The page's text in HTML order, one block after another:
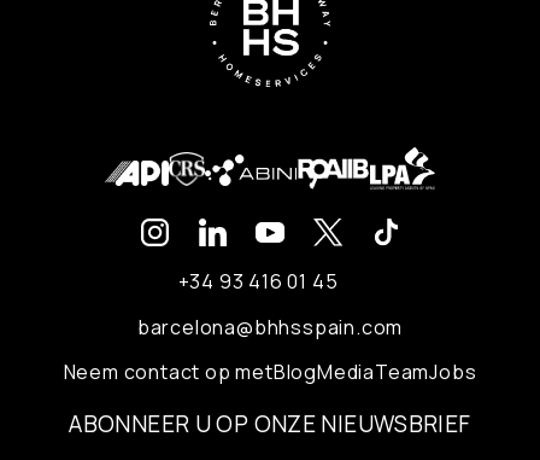
+34 93 416 01 45
barcelona@bhhsspain.com
Neem contact op metBlogMediaTeamJobs
ABONNEER U OP ONZE NIEUWSBRIEF